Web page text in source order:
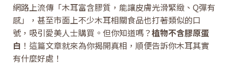
網路上流傳「木耳富含膠質，能讓皮膚光滑緊緻、Q彈有
感」，甚至市面上不少木耳相關食品也打著類似的口
號，吸引愛美人士購買。但你知道嗎？植物不含膠原蛋
白 ！這篇文章就來為你揭開真相，順便告訴你木耳其實
有什麼好處！